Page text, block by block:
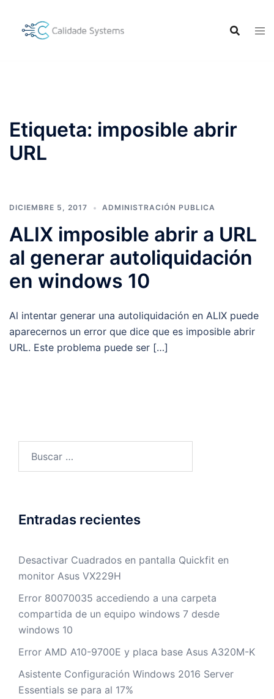
contenido
Etiqueta: imposible abrir
URL
DICIEMBRE 5, 2017 ADMINISTRACIÓN PUBLICA
ALIX imposible abrir a URL
al generar autoliquidación
en windows 10
Al intentar generar una autoliquidación en ALIX puede
aparecernos un error que dice que es imposible abrir
URL. Este problema puede ser […]
Entradas recientes
Desactivar Cuadrados en pantalla Quickfit en
monitor Asus VX229H
Error 80070035 accediendo a una carpeta
compartida de un equipo windows 7 desde
windows 10
Error AMD A10-9700E y placa base Asus A320M-K
Asistente Configuración Windows 2016 Server
Essentials se para al 17%